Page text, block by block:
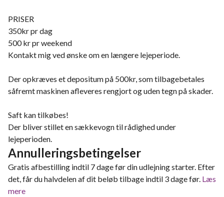
PRISER
350kr pr dag
500 kr pr weekend
Kontakt mig ved ønske om en længere lejeperiode.
Der opkræves et depositum på 500kr, som tilbagebetales
såfremt maskinen afleveres rengjort og uden tegn på skader.
Saft kan tilkøbes!
Der bliver stillet en sækkevogn til rådighed under
lejeperioden.
Annulleringsbetingelser
Gratis afbestilling indtil 7 dage før din udlejning starter. Efter
det, får du halvdelen af dit beløb tilbage indtil 3 dage før. Læs
mere